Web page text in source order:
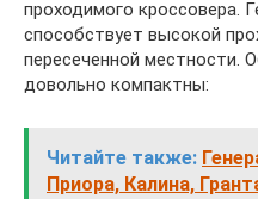
проходимого кроссовера.
способствует высокой
пересеченной местности.
довольно компактны:
Читайте также:
Приора, Калина,